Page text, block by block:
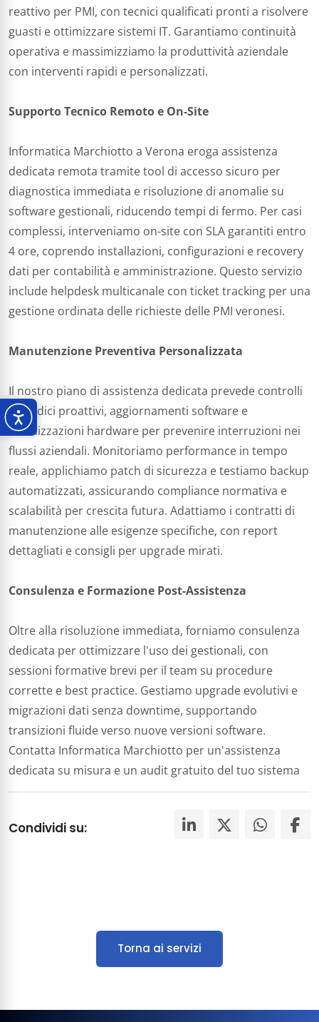
reattivo per PMI, con tecnici qualificati pronti a risolvere
guasti e ottimizzare sistemi IT. Garantiamo continuità
operativa e massimizziamo la produttività aziendale
con interventi rapidi e personalizzati.​
Supporto Tecnico Remoto e On-Site
Informatica Marchiotto a Verona eroga assistenza
dedicata remota tramite tool di accesso sicuro per
diagnostica immediata e risoluzione di anomalie su
software gestionali, riducendo tempi di fermo. Per casi
complessi, interveniamo on-site con SLA garantiti entro
4 ore, coprendo installazioni, configurazioni e recovery
dati per contabilità e amministrazione. Questo servizio
include helpdesk multicanale con ticket tracking per una
gestione ordinata delle richieste delle PMI veronesi.​
Manutenzione Preventiva Personalizzata
Il nostro piano di assistenza dedicata prevede controlli
periodici proattivi, aggiornamenti software e
ottimizzazioni hardware per prevenire interruzioni nei
flussi aziendali. Monitoriamo performance in tempo
reale, applichiamo patch di sicurezza e testiamo backup
automatizzati, assicurando compliance normativa e
scalabilità per crescita futura. Adattiamo i contratti di
manutenzione alle esigenze specifiche, con report
dettagliati e consigli per upgrade mirati.​
Consulenza e Formazione Post-Assistenza
Oltre alla risoluzione immediata, forniamo consulenza
dedicata per ottimizzare l'uso dei gestionali, con
sessioni formative brevi per il team su procedure
corrette e best practice. Gestiamo upgrade evolutivi e
migrazioni dati senza downtime, supportando
transizioni fluide verso nuove versioni software.
Contatta Informatica Marchiotto per un'assistenza
dedicata su misura e un audit gratuito del tuo sistema
Condividi su:
Torna ai servizi